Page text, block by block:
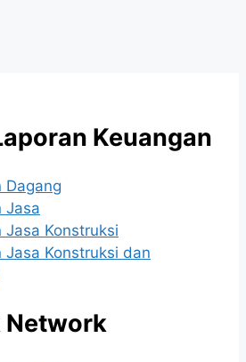
Keuangan
Dagang
Jasa
Jasa Konstruksi
Jasa Konstruksi dan
Network